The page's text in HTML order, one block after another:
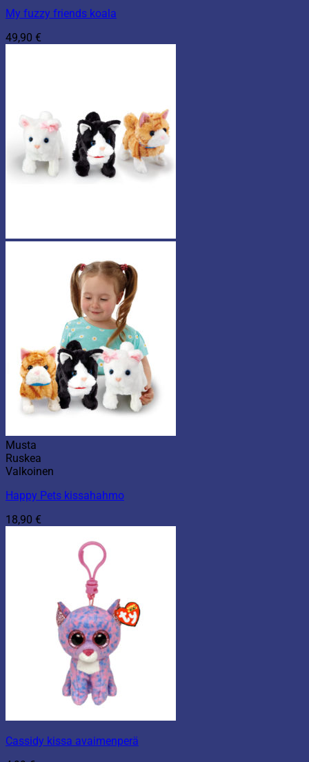
My fuzzy friends koala
49,90 €
Musta
Ruskea
Valkoinen
Happy Pets kissahahmo
18,90 €
Cassidy kissa avaimenperä